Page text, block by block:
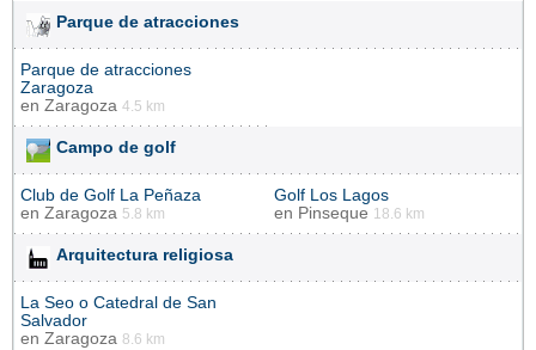
Parque de atracciones
Parque de atracciones
Zaragoza
en Zaragoza 4.5 km
Campo de golf
Club de Golf La Peñaza
en Zaragoza 5.8 km
Golf Los Lagos
en Pinseque 18.6 km
Arquitectura religiosa
La Seo o Catedral de San
Salvador
en Zaragoza 8.6 km